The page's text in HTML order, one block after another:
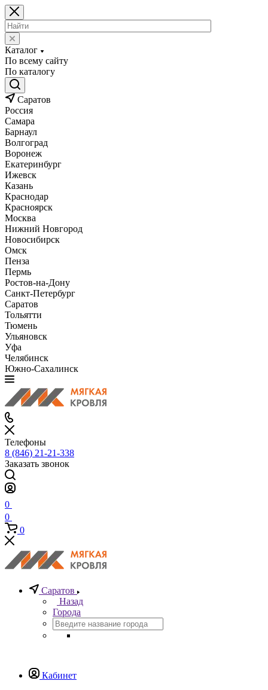
Каталог
По всему сайту
По каталогу
Саратов
Россия
Самара
Барнаул
Волгоград
Воронеж
Екатеринбург
Ижевск
Казань
Краснодар
Красноярск
Москва
Нижний Новгород
Новосибирск
Омск
Пенза
Пермь
Ростов-на-Дону
Санкт-Петербург
Саратов
Тольятти
Тюмень
Ульяновск
Уфа
Челябинск
Южно-Сахалинск
Телефоны
8 (846) 21-21-338
Заказать звонок
0
0
0
Саратов
Назад
Города
Кабинет